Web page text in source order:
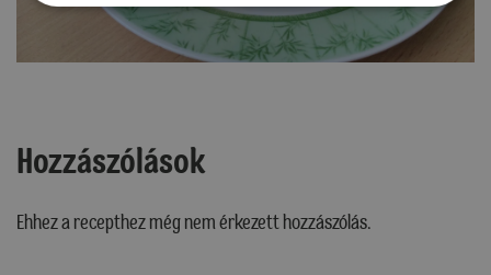
Hozzászólások
Ehhez a recepthez még nem érkezett hozzászólás.